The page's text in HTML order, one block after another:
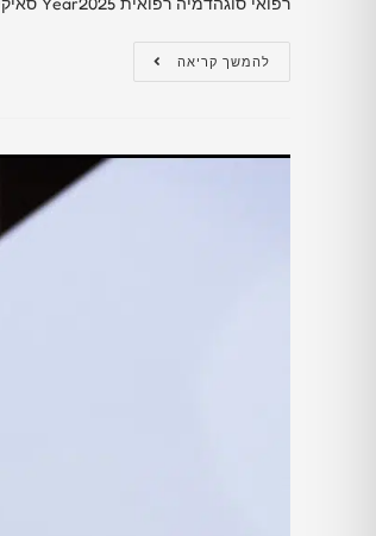
להמשך קריאה